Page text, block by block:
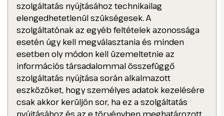
szolgáltatás nyújtásához technikailag
elengedhetetlenül szükségesek. A
szolgáltatónak az egyéb feltételek azonossága
esetén úgy kell megválasztania és minden
esetben oly módon kell üzemeltetnie az
információs társadalommal összefüggő
szolgáltatás nyújtása során alkalmazott
eszközöket, hogy személyes adatok kezelésére
csak akkor kerüljön sor, ha ez a szolgáltatás